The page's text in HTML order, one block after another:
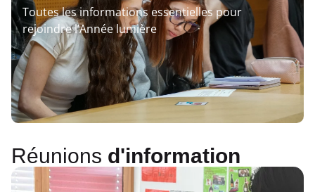
Toutes les informations essentielles pour
rejoindre l’Année lumière
Réunions d'information